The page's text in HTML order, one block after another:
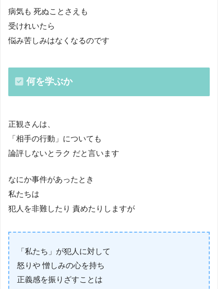
病気も 死ぬことさえも
受けれいたら
悩み苦しみはなくなるのです
何を学ぶか
正観さんは、
「相手の行動」についても
論評しないとラク だと言います
なにか事件があったとき
私たちは
犯人を非難したり 責めたりしますが
「私たち」が犯人に対して
怒りや 憎しみの心を持ち
正義感を振りざすことは